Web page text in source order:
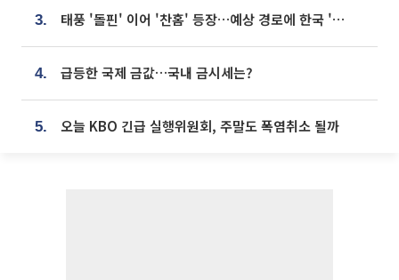
3. 태풍 '돌핀' 이어 '찬홈' 등장…예상 경로에 한국 '한숨'
4. 급등한 국제 금값…국내 금시세는?
5. 오늘 KBO 긴급 실행위원회, 주말도 폭염취소 될까